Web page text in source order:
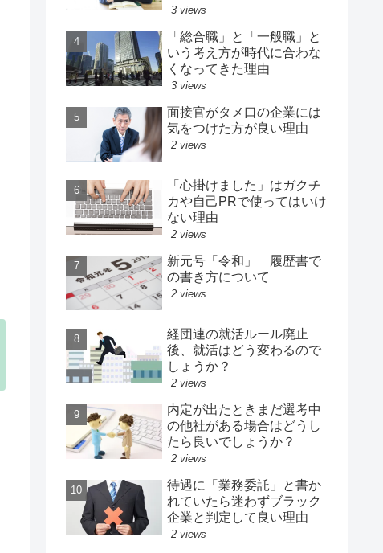
3 views
「総合職」と「一般職」と
いう考え方が時代に合わな
くなってきた理由
3 views
面接官がタメ口の企業には
気をつけた方が良い理由
2 views
「心掛けました」はガクチ
カや自己PRで使ってはいけ
ない理由
2 views
新元号「令和」 履歴書で
の書き方について
2 views
経団連の就活ルール廃止
後、就活はどう変わるので
しょうか？
2 views
内定が出たときまだ選考中
の他社がある場合はどうし
たら良いでしょうか？
2 views
待遇に「業務委託」と書か
れていたら迷わずブラック
企業と判定して良い理由
2 views